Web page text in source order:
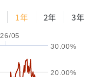
1年 2年 3年
05
20.00%
30.00%